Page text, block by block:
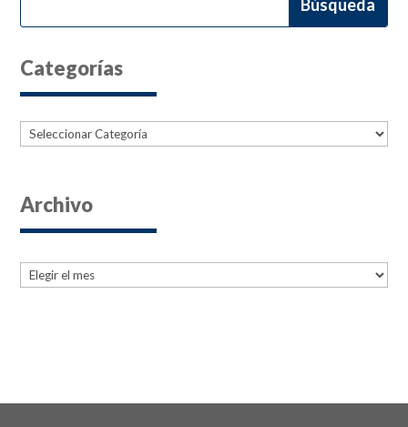
Categorías
Categorías
Archivo
Archives